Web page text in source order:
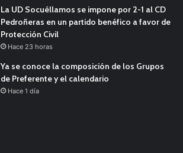
La UD Socuéllamos se impone por 2-1 al CD
Pedroñeras en un partido benéfico a favor de
Protección Civil
Hace 23 horas
Ya se conoce la composición de los Grupos
de Preferente y el calendario
Hace 1 día